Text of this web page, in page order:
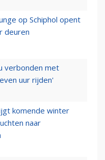
op Schiphol opent
deuren
verbonden met
uur rijden'
komende winter
naar